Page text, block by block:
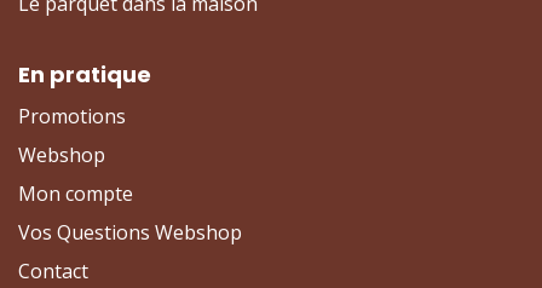
En pratique
Promotions
Webshop
Mon compte
Vos Questions Webshop
Contact